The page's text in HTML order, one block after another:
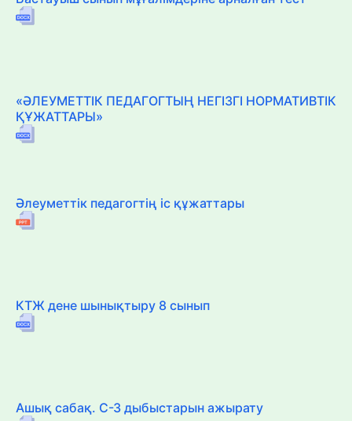
«ӘЛЕУМЕТТІК ПЕДАГОГТЫҢ НЕГІЗГІ НОРМАТИВТІК
ҚҰЖАТТАРЫ»
Әлеуметтік педагогтің іс құжаттары
КТЖ дене шынықтыру 8 сынып
Ашық сабақ. С-З дыбыстарын ажырату